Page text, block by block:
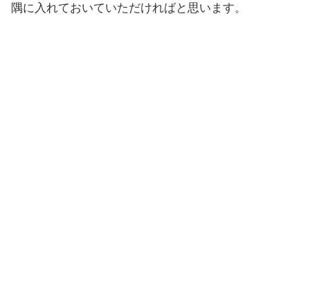
隅に入れておいていただければと思います。